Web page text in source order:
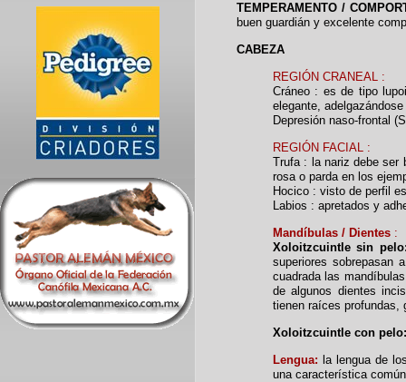
TEMPERAMENTO /
buen guardián y excelente
CABEZA
REGIÓN CRANEAL :
Cráneo : es de tipo
elegante,
Depresión naso-frontal
REGIÓN FACIAL :
Trufa : la nariz debe ser
rosa o parda en los
Hocico : visto de perfil
Labios : apretados y
Mandíbulas / Dientes :
Xoloitzcuintle sin
superiores sobrepasan
cuadrada las
de algunos dientes
tienen raíces profundas,
Xoloitzcuintle con pelo:
Lengua: la lengua de
una característica